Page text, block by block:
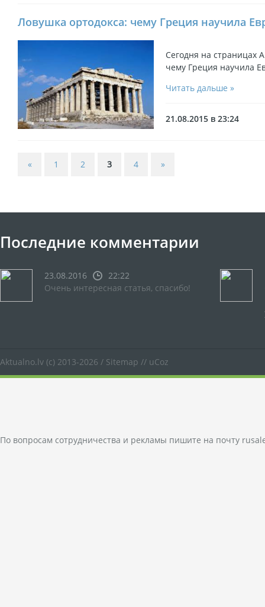
Ловушка ортодокса: чему Греция научила
Сегодня на страницах
чему Греция научила
Читать дальше »
21.08.2015 в 23:24
« 1 2 3 4 »
Последние комментарии
23.08.2016
22:22
Очень интересная статья, спасибо!
Aktualno.lv (c) 2013-2026 / Sitemap // uCoz
По вопросам сотрудничества и рекламы пишите на почту